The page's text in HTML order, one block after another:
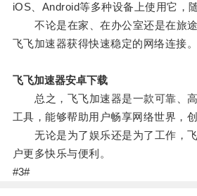
iOS、Android等多种设备上使用它，
不论是在家、在办公室还是在旅途
飞飞加速器获得快速稳定的网络连接。
飞飞加速器安卓下载
总之，飞飞加速器是一款可靠、高
工具，能够帮助用户畅享网络世界，
无论是为了娱乐还是为了工作，飞
户更多快乐与便利。
#3#